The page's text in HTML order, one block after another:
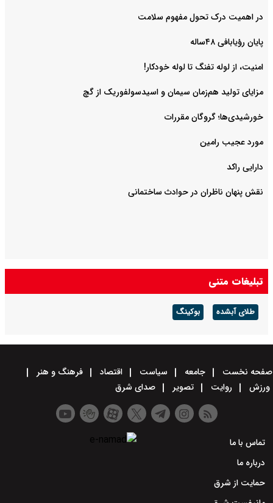
در اهمیت درک تحول مفهوم سلامت
پایان رؤیابافی ۴۸ساله
امنیت، از لوله تفنگ تا ‌لوله خودکار!
مزایای تولید هم‌زمان سیمان و اسیدسولفوریک از گچ
خورشیدی‌ها؛ گروگان مقررات
مورد عجیب رامین
دارایی راکد
نقش پنهان ناظران در حوادث ساختمانی
تبلیغات متنی
طلای آبشده بوکینگ
صفحه نخست جامعه سیاست اقتصاد
فرهنگ و هنر
ورزش
روایت تصویر صدای شرق
تماس با ما
درباره ما
حمایت از شرق